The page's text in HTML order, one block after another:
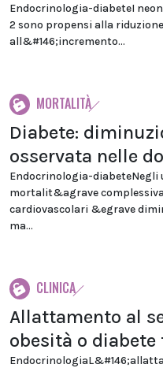
Endocrinologia-diabeteI
2 sono propensi alla
all&#146;incremento...
MORTALITÀ
Diabete:
osservata nelle
Endocrinologia-diabeteNegli
mortalit&agrave
cardiovascolari &egrave
ma...
CLINICA
Allattamento al
obesità o diabete